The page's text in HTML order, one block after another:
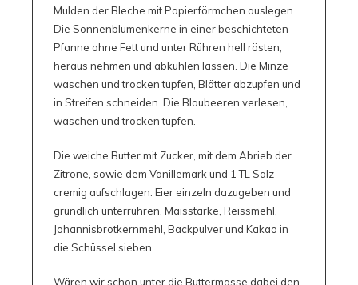
Mulden der Bleche mit Papierförmchen auslegen.
Die Sonnenblumenkerne in einer beschichteten
Pfanne ohne Fett und unter Rühren hell rösten,
heraus nehmen und abkühlen lassen. Die Minze
waschen und trocken tupfen, Blätter abzupfen und
in Streifen schneiden. Die Blaubeeren verlesen,
waschen und trocken tupfen.
Die weiche Butter mit Zucker, mit dem Abrieb der
Zitrone, sowie dem Vanillemark und 1 TL Salz
cremig aufschlagen. Eier einzeln dazugeben und
gründlich unterrühren. Maisstärke, Reissmehl,
Johannisbrotkernmehl, Backpulver und Kakao in
die Schüssel sieben.
Wären wir schon unter die Buttermasse dabei den